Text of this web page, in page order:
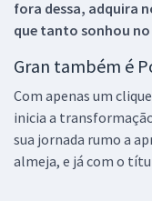
fora dessa, adquira
que tanto sonhou
Gran também é
Com apenas um
inicia a
sua jornada rumo a
almeja, e já com o